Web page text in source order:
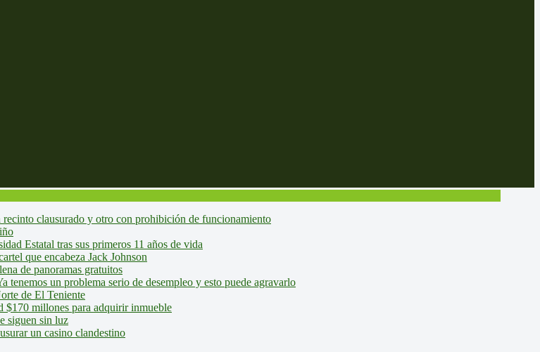
clausurado y otro con prohibición de funcionamiento
Estatal tras sus primeros 11 años de vida
que encabeza Jack Johnson
de panoramas gratuitos
un problema serio de desempleo y esto puede agravarlo
de El Teniente
$170 millones para adquirir inmueble
siguen sin luz
un casino clandestino